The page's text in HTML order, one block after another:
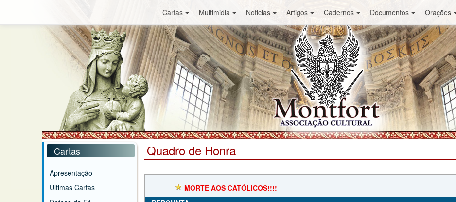
Cartas Multimidia Noticias Artigos Cadernos Documentos Orações
Cartas
Apresentação
Últimas Cartas
Quadro de Honra
MORTE AOS CATÓLICOS!!!!